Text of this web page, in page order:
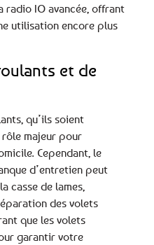
radio IO avancée, offrant
utilisation encore plus
et de
qu’ils soient
rôle majeur pour
Cependant, le
d’entretien peut
casse de lames,
des volets
que les volets
garantir votre